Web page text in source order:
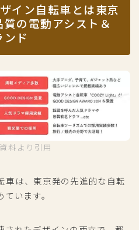
イン自転車とは東京
の電動アシスト＆
ド
料より引用
車は、東京発の先進的な自転
います。